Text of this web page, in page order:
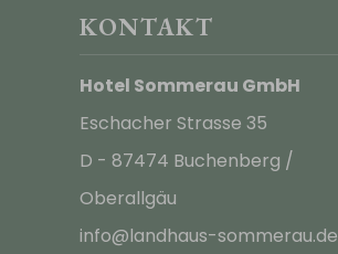
KONTAKT
Hotel Sommerau GmbH
Eschacher Strasse 35
D - 87474 Buchenberg /
Oberallgäu
info@landhaus-sommerau.de